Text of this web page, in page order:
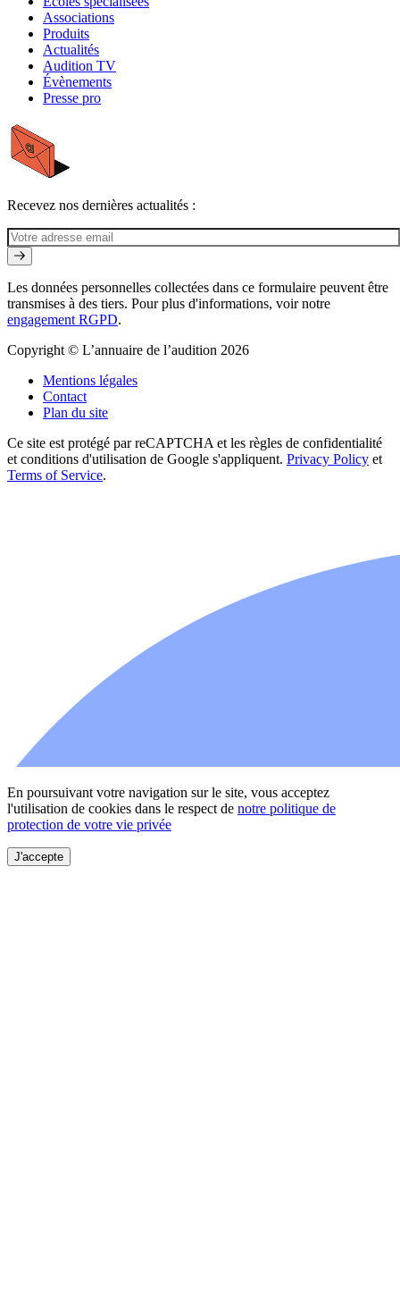
Associations
Produits
Actualités
Audition TV
Évènements
Presse pro
Recevez nos dernières actualités :
Les données personnelles collectées dans ce formulaire peuvent être
transmises à des tiers. Pour plus d'informations, voir notre
engagement RGPD.
Copyright © L’annuaire de l’audition 2026
Mentions légales
Contact
Plan du site
Ce site est protégé par reCAPTCHA et les règles de confidentialité
et conditions d'utilisation de Google s'appliquent. Privacy Policy et
Terms of Service.
En poursuivant votre navigation sur le site, vous acceptez
l'utilisation de cookies dans le respect de notre politique de
protection de votre vie privée
J'accepte